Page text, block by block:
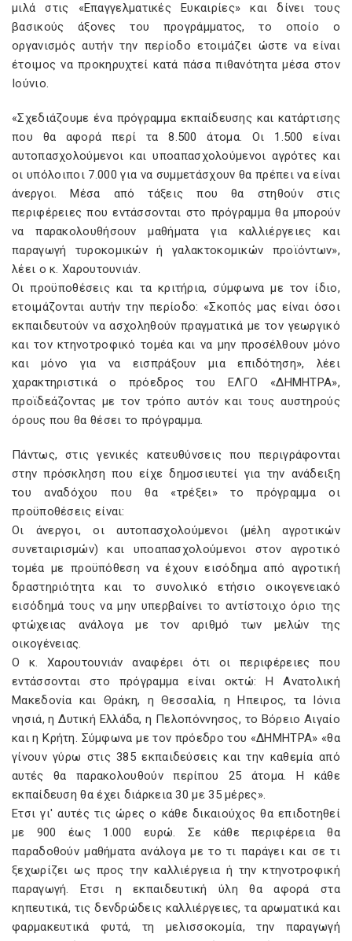
μιλά στις «Επαγγελματικές Ευκαιρίες» και δίνει τους
βασικούς άξονες του προγράμματος, το οποίο ο
οργανισμός αυτήν την περίοδο ετοιμάζει ώστε να είναι
έτοιμος να προκηρυχτεί κατά πάσα πιθανότητα μέσα στον
Ιούνιο.
«Σχεδιάζουμε ένα πρόγραμμα εκπαίδευσης και κατάρτισης
που θα αφορά περί τα 8.500 άτομα. Οι 1.500 είναι
αυτοπασχολούμενοι και υποαπασχολούμενοι αγρότες και
οι υπόλοιποι 7.000 για να συμμετάσχουν θα πρέπει να είναι
άνεργοι. Μέσα από τάξεις που θα στηθούν στις
περιφέρειες που εντάσσονται στο πρόγραμμα θα μπορούν
να παρακολουθήσουν μαθήματα για καλλιέργειες και
παραγωγή τυροκομικών ή γαλακτοκομικών προϊόντων»,
λέει ο κ. Χαρουτουνιάν.
Οι προϋποθέσεις και τα κριτήρια, σύμφωνα με τον ίδιο,
ετοιμάζονται αυτήν την περίοδο: «Σκοπός μας είναι όσοι
εκπαιδευτούν να ασχοληθούν πραγματικά με τον γεωργικό
και τον κτηνοτροφικό τομέα και να μην προσέλθουν μόνο
και μόνο για να εισπράξουν μια επιδότηση», λέει
χαρακτηριστικά ο πρόεδρος του ΕΛΓΟ «ΔΗΜΗΤΡΑ»,
προϊδεάζοντας με τον τρόπο αυτόν και τους αυστηρούς
όρους που θα θέσει το πρόγραμμα.
Πάντως, στις γενικές κατευθύνσεις που περιγράφονται
στην πρόσκληση που είχε δημοσιευτεί για την ανάδειξη
του αναδόχου που θα «τρέξει» το πρόγραμμα οι
προϋποθέσεις είναι:
Οι άνεργοι, οι αυτοπασχολούμενοι (μέλη αγροτικών
συνεταιρισμών) και υποαπασχολούμενοι στον αγροτικό
τομέα με προϋπόθεση να έχουν εισόδημα από αγροτική
δραστηριότητα και το συνολικό ετήσιο οικογενειακό
εισόδημά τους να μην υπερβαίνει το αντίστοιχο όριο της
φτώχειας ανάλογα με τον αριθμό των μελών της
οικογένειας.
Ο κ. Χαρουτουνιάν αναφέρει ότι οι περιφέρειες που
εντάσσονται στο πρόγραμμα είναι οκτώ: Η Ανατολική
Μακεδονία και Θράκη, η Θεσσαλία, η Ηπειρος, τα Ιόνια
νησιά, η Δυτική Ελλάδα, η Πελοπόννησος, το Βόρειο Αιγαίο
και η Κρήτη. Σύμφωνα με τον πρόεδρο του «ΔΗΜΗΤΡΑ» «θα
γίνουν γύρω στις 385 εκπαιδεύσεις και την καθεμία από
αυτές θα παρακολουθούν περίπου 25 άτομα. Η κάθε
εκπαίδευση θα έχει διάρκεια 30 με 35 μέρες».
Ετσι γι' αυτές τις ώρες ο κάθε δικαιούχος θα επιδοτηθεί
με 900 έως 1.000 ευρώ. Σε κάθε περιφέρεια θα
παραδοθούν μαθήματα ανάλογα με το τι παράγει και σε τι
ξεχωρίζει ως προς την καλλιέργεια ή την κτηνοτροφική
παραγωγή. Ετσι η εκπαιδευτική ύλη θα αφορά στα
κηπευτικά, τις δενδρώδεις καλλιέργειες, τα αρωματικά και
φαρμακευτικά φυτά, τη μελισσοκομία, την παραγωγή